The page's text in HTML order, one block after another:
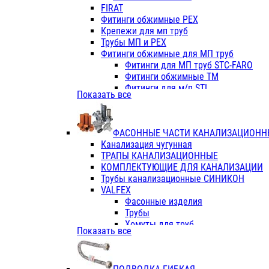
Фитинги ПП белые
Фитинги ПП белые
Фитинги ППс металл.белые
VALFEX
Трубы PE-RT
Трубы ПП водопровод белые
Трубы ПП водопровод серые
Трубы армированные
Трубы армированные
Фитинги с металл. серые
Фитинги ПП (серые)
Фитинги ПП белые
Краны
Фитинги ПП (белые)
Фитинги ПП с металлом белые
ПК КОНТУР
Краны полипропиленовые
Трубы полипропиленивые
FIRAT
Фитинги обжимные PEX
Крепежи для мп труб
Трубы МП и PEX
Фитинги обжимные для МП труб
Фитинги для МП труб STC-FARO
Фитинги обжимные ТМ
Фитинги для м/п STI
Фитинги для МП труб TITAN
TK
VALFEX
Показать все
ФАСОННЫЕ ЧАСТИ
Канализация чугунная
ТРАПЫ КАНАЛИЗАЦИОННЫЕ
КОМПЛЕКТУЮЩИЕ ДЛЯ КАНАЛИЗАЦИИ
Трубы канализационные СИНИКОН
VALFEX
Фасонные изделия
Трубы
Хомуты для труб
ПВХ (стройполимер)
Показать все